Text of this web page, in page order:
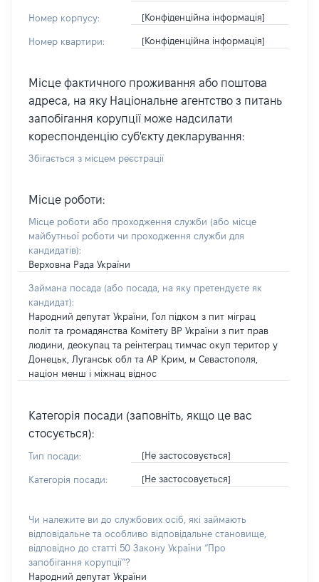
Номер корпусу: [Конфіденційна інформація]
Номер квартири: [Конфіденційна інформація]
Місце фактичного проживання або поштова
адреса, на яку Національне агентство з питань
запобігання корупції може надсилати
кореспонденцію суб'єкту декларування:
Збігається з місцем реєстрації
Місце роботи:
Місце роботи або проходження служби (або місце
майбутньої роботи чи проходження служби для
кандидатів):
Верховна Рада України
Займана посада (або посада, на яку претендуєте як
кандидат):
Народний депутат України, Гол підком з пит міграц
політ та громадянства Комітету ВР України з пит прав
людини, деокупац та реінтеграц тимчас окуп територ у
Донецьк, Луганськ обл та АР Крим, м Севастополя,
націон менш і міжнац віднос
Категорія посади (заповніть, якщо це вас
стосується):
Тип посади: [Не застосовується]
Категорія посади: [Не застосовується]
Чи належите ви до службових осіб, які займають
відповідальне та особливо відповідальне становище,
відповідно до статті 50 Закону України “Про
запобігання корупції”?
Народний депутат України